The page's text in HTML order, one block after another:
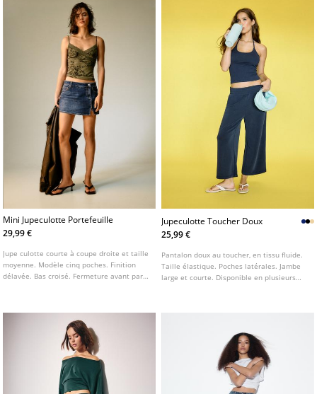
Mini Jupeculotte Portefeuille
29,99 €
Jupe culotte courte à coupe droite et taille
moyenne. Modèle cinq poches. Finition
délavée. Bas croisé. Fermeture avant par
Jupeculotte Toucher Doux
25,99 €
Pantalon doux au toucher, en tissu fluide.
Taille élastique. Poches latérales. Jambe
large et courte. Disponible en plusieurs